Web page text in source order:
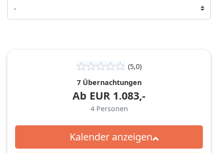
(5,0)
7 Übernachtungen
Ab EUR 1.083,-
4 Personen
Kalender anzeigen